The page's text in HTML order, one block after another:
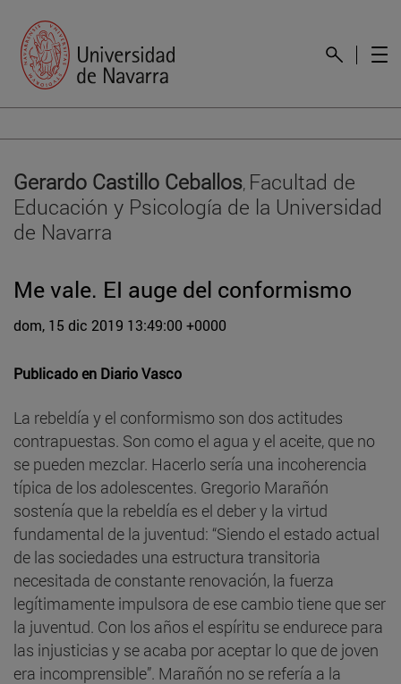
Gerardo Castillo Ceballos, Facultad de
Educación y Psicología de la Universidad
de Navarra
Me vale. EI auge del conformismo
dom, 15 dic 2019 13:49:00 +0000
Publicado en Diario Vasco
La rebeldía y el conformismo son dos actitudes
contrapuestas. Son como el agua y el aceite, que no
se pueden mezclar. Hacerlo sería una incoherencia
típica de los adolescentes. Gregorio Marañón
sostenía que la rebeldía es el deber y la virtud
fundamental de la juventud: “Siendo el estado actual
de las sociedades una estructura transitoria
necesitada de constante renovación, la fuerza
legítimamente impulsora de ese cambio tiene que ser
la juventud. Con los años el espíritu se endurece para
las injusticias y se acaba por aceptar lo que de joven
era incomprensible”. Marañón no se refería a la